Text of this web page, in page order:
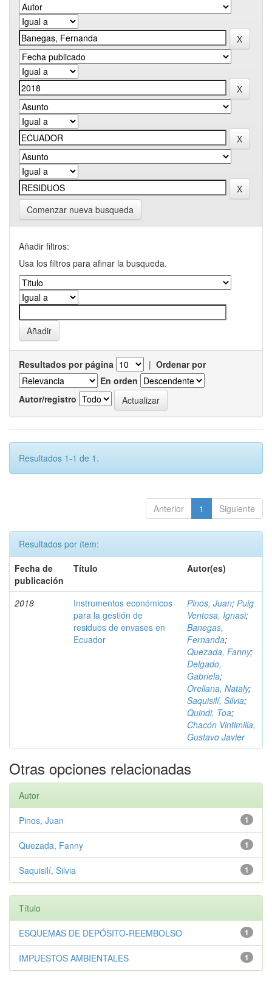
Comenzar nueva busqueda
Añadir filtros:
Usa los filtros para afinar la busqueda.
Resultados por página | Ordenar por
En orden
Autor/registro
Resultados 1-1 de 1.
Anterior 1 Siguiente
Resultados por ítem:
Fecha de
publicación
Título Autor(es)
2018
Instrumentos económicos
para la gestión de
residuos de envases en
Ecuador
Pinos, Juan; Puig
Ventosa, Ignasi;
Banegas,
Fernanda;
Quezada, Fanny;
Delgado,
Gabriela;
Orellana, Nataly;
Saquisilí, Silvia;
Quindi, Toa;
Chacón Vintimilla,
Gustavo Javier
Otras opciones relacionadas
Autor
1
Pinos, Juan
1
Quezada, Fanny
1
Saquisilí, Silvia
Título
1
ESQUEMAS DE DEPÓSITO-REEMBOLSO
1
IMPUESTOS AMBIENTALES